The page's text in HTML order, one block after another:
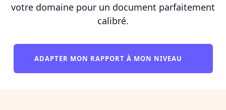
votre domaine pour un document parfaitement
calibré.
ADAPTER MON RAPPORT À MON NIVEAU